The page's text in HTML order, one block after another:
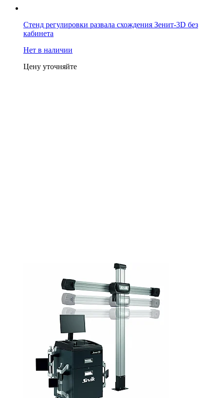
Стенд регулировки развала схождения Зенит-3D без
кабинета
Нет в наличии
Цену уточняйте